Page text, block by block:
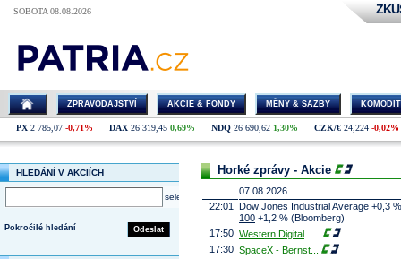
SOBOTA 08.08.2026
ZPRAVODAJSTVÍ AKCIE & FONDY MĚNY & SAZBY
PX 2 785,07 -0,71% DAX 26 319,45 0,69% NDQ 26 690,62 1,30% CZK/€ 24,224 -0,02%
HLEDÁNÍ V AKCIÍCH
select
Odeslat
Pokročilé hledání
Horké zprávy - Akcie
07.08.2026
22:01
Dow Jones Industrial Average +0,3
100 +1,2 % (Bloomberg)
17:50 Western Digital
17:30 SpaceX - Bernst